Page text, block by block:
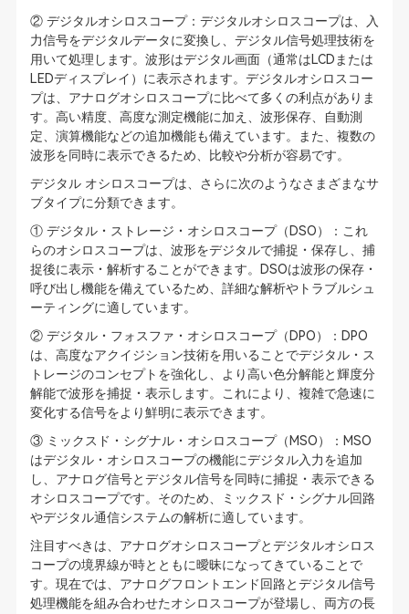
② デジタルオシロスコープ：デジタルオシロスコープは、入
力信号をデジタルデータに変換し、デジタル信号処理技術を
用いて処理します。波形はデジタル画面（通常はLCDまたは
LEDディスプレイ）に表示されます。デジタルオシロスコー
プは、アナログオシロスコープに比べて多くの利点がありま
す。高い精度、高度な測定機能に加え、波形保存、自動測
定、演算機能などの追加機能も備えています。また、複数の
波形を同時に表示できるため、比較や分析が容易です。
デジタル オシロスコープは、さらに次のようなさまざまなサ
ブタイプに分類できます。
① デジタル・ストレージ・オシロスコープ（DSO）：これ
らのオシロスコープは、波形をデジタルで捕捉・保存し、捕
捉後に表示・解析することができます。DSOは波形の保存・
呼び出し機能を備えているため、詳細な解析やトラブルシュ
ーティングに適しています。
② デジタル・フォスファ・オシロスコープ（DPO）：DPO
は、高度なアクイジション技術を用いることでデジタル・ス
トレージのコンセプトを強化し、より高い色分解能と輝度分
解能で波形を捕捉・表示します。これにより、複雑で急速に
変化する信号をより鮮明に表示できます。
③ ミックスド・シグナル・オシロスコープ（MSO）：MSO
はデジタル・オシロスコープの機能にデジタル入力を追加
し、アナログ信号とデジタル信号を同時に捕捉・表示できる
オシロスコープです。そのため、ミックスド・シグナル回路
やデジタル通信システムの解析に適しています。
注目すべきは、アナログオシロスコープとデジタルオシロス
コープの境界線が時とともに曖昧になってきていることで
す。現在では、アナログフロントエンド回路とデジタル信号
処理機能を組み合わせたオシロスコープが登場し、両方の長